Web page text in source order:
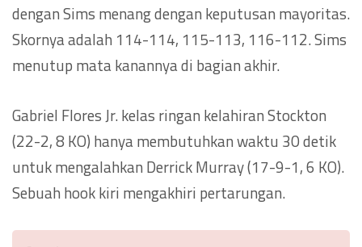
dengan Sims menang dengan keputusan mayoritas.
Skornya adalah 114-114, 115-113, 116-112. Sims
menutup mata kanannya di bagian akhir.
Gabriel Flores Jr. kelas ringan kelahiran Stockton
(22-2, 8 KO) hanya membutuhkan waktu 30 detik
untuk mengalahkan Derrick Murray (17-9-1, 6 KO).
Sebuah hook kiri mengakhiri pertarungan.